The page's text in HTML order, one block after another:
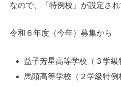
なので、『特例校』が設定され
令和６年度（今年）募集から
益子芳星高等学校（３学級
馬頭高等学校（２学級特例